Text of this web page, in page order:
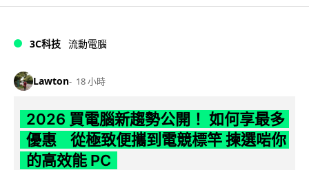
3C科技 流動電腦
Lawton 18 小時
2026 買電腦新趨勢公開！ 如何享最多
優惠 從極致便攜到電競標竿 揀選啱你
的高效能 PC